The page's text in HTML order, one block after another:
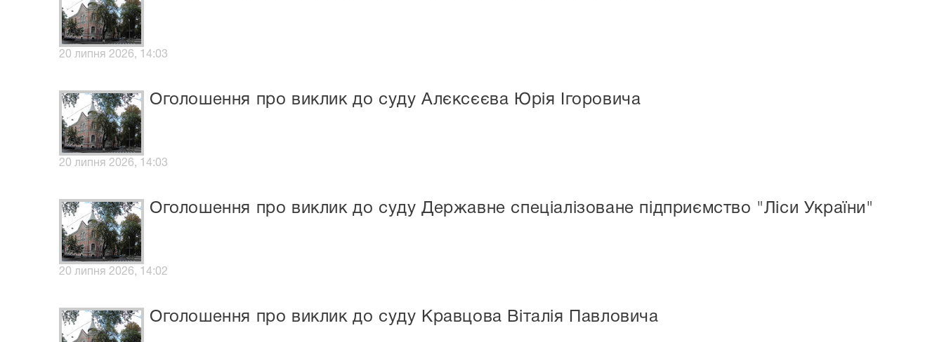
20 липня 2026, 14:03
Оголошення про виклик до суду Алєксєєва Юрія Ігоровича
20 липня 2026, 14:03
Оголошення про виклик до суду Державне спеціалізоване підприємство "Ліси України"
20 липня 2026, 14:02
Оголошення про виклик до суду Кравцова Віталія Павловича